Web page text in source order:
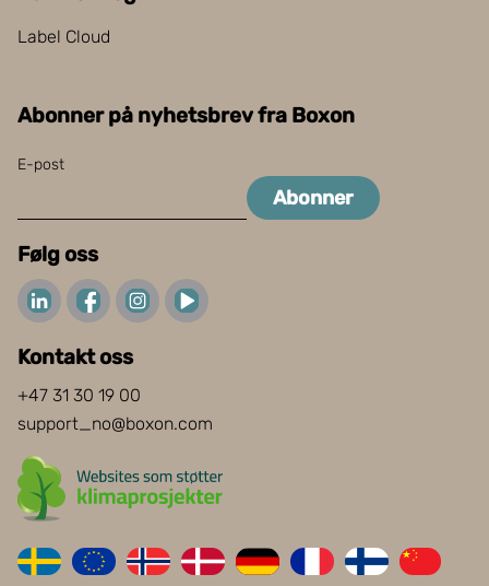
Label Cloud
Abonner på nyhetsbrev fra Boxon
E-post
Abonner
Følg oss
Kontakt oss
+47 31 30 19 00
support_no@boxon.com